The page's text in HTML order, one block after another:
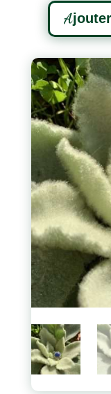
quantité
Bague
Lapis
Lazuli